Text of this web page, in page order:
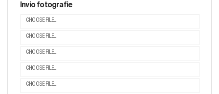
Invio fotografie
CHOOSE FILE...
CHOOSE FILE...
CHOOSE FILE...
CHOOSE FILE...
CHOOSE FILE...